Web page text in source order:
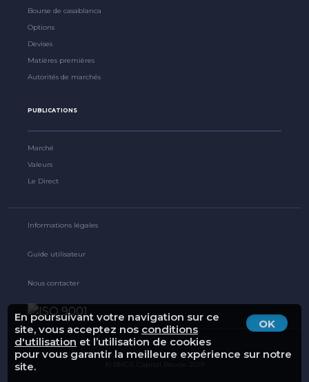
OK
En poursuivant votre navigation sur ce
site, vous acceptez nos conditions
d'utilisation et l’utilisation de cookies
pour vous garantir la meilleure expérience sur notre
site.
Bourse de casablanca
Options
Devises
Matières premières
Autorités de marchés
PUBLICATIONS
Marché
Valeurs
Le Direct
Informations légales
Guide utilisateur
Nous contacter